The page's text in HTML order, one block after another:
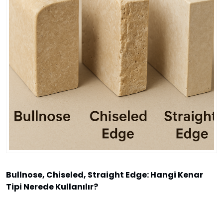
Bullnose, Chiseled, Straight Edge: Hangi Kenar
Tipi Nerede Kullanılır?